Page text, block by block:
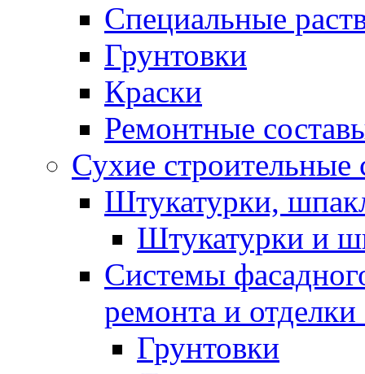
Специальные
Грунтовки
Краски
Ремонтные
Сухие
Штукатурки,
Штукатурки и
Системы
ремонта и отделки
Грунтовки